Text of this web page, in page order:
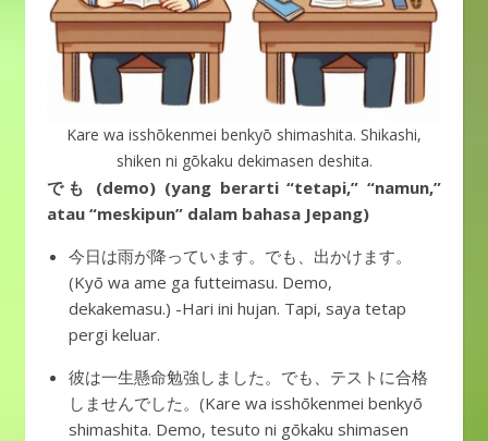
Kare wa isshōkenmei benkyō shimashita. Shikashi,
shiken ni gōkaku dekimasen deshita.
でも (demo) (yang berarti “tetapi,” “namun,”
atau “meskipun” dalam bahasa Jepang)
今日は雨が降っています。でも、出かけます。
(Kyō wa ame ga futteimasu. Demo,
dekakemasu.) -Hari ini hujan. Tapi, saya tetap
pergi keluar.
彼は一生懸命勉強しました。でも、テストに合格
しませんでした。(Kare wa isshōkenmei benkyō
shimashita. Demo, tesuto ni gōkaku shimasen